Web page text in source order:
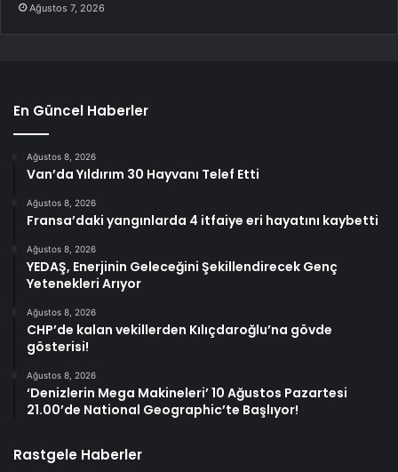
Ağustos 7, 2026
En Güncel Haberler
Ağustos 8, 2026
Van’da Yıldırım 30 Hayvanı Telef Etti
Ağustos 8, 2026
Fransa’daki yangınlarda 4 itfaiye eri hayatını kaybetti
Ağustos 8, 2026
YEDAŞ, Enerjinin Geleceğini Şekillendirecek Genç
Yetenekleri Arıyor
Ağustos 8, 2026
CHP’de kalan vekillerden Kılıçdaroğlu’na gövde
gösterisi!
Ağustos 8, 2026
‘Denizlerin Mega Makineleri’ 10 Ağustos Pazartesi
21.00’de National Geographic’te Başlıyor!
Rastgele Haberler